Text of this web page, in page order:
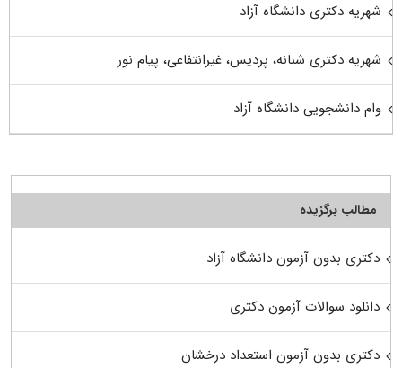
شهریه دکتری دانشگاه آزاد
شهریه دکتری شبانه، پردیس، غیرانتفاعی، پیام نور
وام دانشجویی دانشگاه آزاد
مطالب برگزیده
دکتری بدون آزمون دانشگاه آزاد
دانلود سوالات آزمون دکتری
دکتری بدون آزمون استعداد درخشان